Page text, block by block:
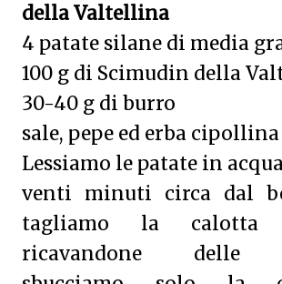
della Valtellina
4 patate silane di media
100 g di Scimudin della
30-40 g di burro
sale, pepe ed erba cipollina
Lessiamo le patate in
venti minuti circa dal
tagliamo la calotta
ricavandone delle